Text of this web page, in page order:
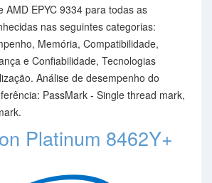
AMD EPYC 9334 para todas as
nas seguintes categorias:
Memória, Compatibilidade,
e Confiabilidade, Tecnologias
Análise de desempenho do
PassMark - Single thread mark,
Platinum 8462Y+